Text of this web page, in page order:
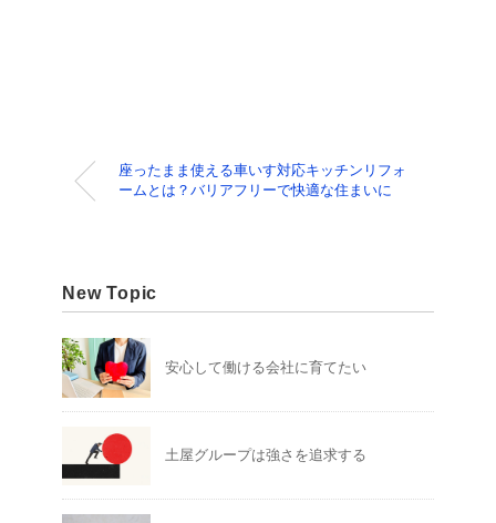
座ったまま使える車いす対応キッチンリフォ
ームとは？バリアフリーで快適な住まいに
New Topic
安心して働ける会社に育てたい
土屋グループは強さを追求する